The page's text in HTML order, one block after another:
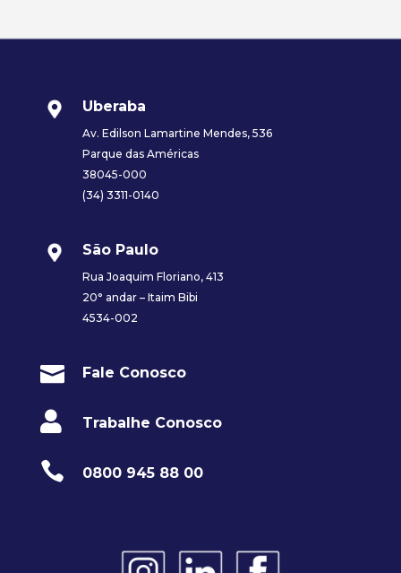
Uberaba
Av. Edilson Lamartine Mendes, 536
Parque das Américas
38045-000
(34) 3311-0140
São Paulo
Rua Joaquim Floriano, 413
20° andar – Itaim Bibi
4534-002
 Fale Conosco
 Trabalhe Conosco
 0800 945 88 00